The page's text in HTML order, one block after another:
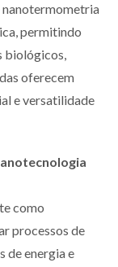
nanotermometria
permitindo
biológicos,
oferecem
e versatilidade
como
processos de
de energia e